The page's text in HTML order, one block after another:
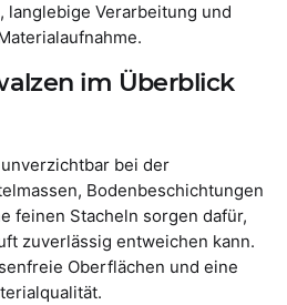
Verarbeitung und
im Überblick
bei der
Bodenbeschichtungen
feinen Stacheln sorgen dafür,
zuverlässig entweichen kann.
Oberflächen und eine